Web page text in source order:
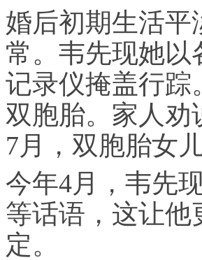
婚后初期生活平
常。韦先现她以
记录仪掩盖行踪
双胞胎。家人劝
7月，双胞胎女
今年4月，韦先
等话语，这让他
定。